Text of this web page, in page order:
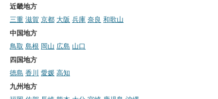
近畿地方
三重 滋賀 京都 大阪 兵庫 奈良 和歌山
中国地方
鳥取 島根 岡山 広島 山口
四国地方
徳島 香川 愛媛 高知
九州地方